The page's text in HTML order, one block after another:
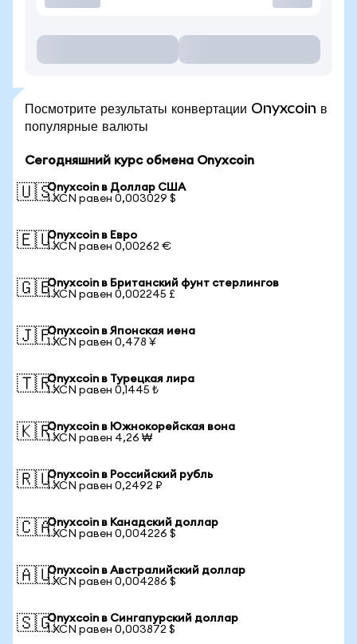
Посмотрите результаты конвертации Onyxcoin в
популярные валюты
Сегодняшний курс обмена Onyxcoin
🇺🇸Onyxcoin в Доллар США
1 XCN равен 0,003029 $
🇪🇺Onyxcoin в Евро
1 XCN равен 0,00262 €
🇬🇧Onyxcoin в Британский фунт стерлингов
1 XCN равен 0,002245 £
🇯🇵Onyxcoin в Японская иена
1 XCN равен 0,478 ¥
🇹🇷Onyxcoin в Турецкая лира
1 XCN равен 0,1445 ₺
🇰🇷Onyxcoin в Южнокорейская вона
1 XCN равен 4,26 ₩
🇷🇺Onyxcoin в Российский рубль
1 XCN равен 0,2492 ₽
🇨🇦Onyxcoin в Канадский доллар
1 XCN равен 0,004226 $
🇦🇺Onyxcoin в Австралийский доллар
1 XCN равен 0,004286 $
🇸🇬Onyxcoin в Сингапурский доллар
1 XCN равен 0,003872 $